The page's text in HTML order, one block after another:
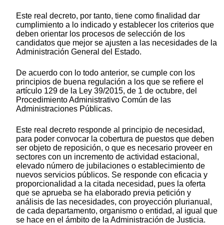
Este real decreto, por tanto, tiene como finalidad dar
cumplimiento a lo indicado y establecer los criterios que
deben orientar los procesos de selección de los
candidatos que mejor se ajusten a las necesidades de la
Administración General del Estado.
De acuerdo con lo todo anterior, se cumple con los
principios de buena regulación a los que se refiere el
artículo 129 de la Ley 39/2015, de 1 de octubre, del
Procedimiento Administrativo Común de las
Administraciones Públicas.
Este real decreto responde al principio de necesidad,
para poder convocar la cobertura de puestos que deben
ser objeto de reposición, o que es necesario proveer en
sectores con un incremento de actividad estacional,
elevado número de jubilaciones o establecimiento de
nuevos servicios públicos. Se responde con eficacia y
proporcionalidad a la citada necesidad, pues la oferta
que se aprueba se ha elaborado previa petición y
análisis de las necesidades, con proyección plurianual,
de cada departamento, organismo o entidad, al igual que
se hace en el ámbito de la Administración de Justicia.